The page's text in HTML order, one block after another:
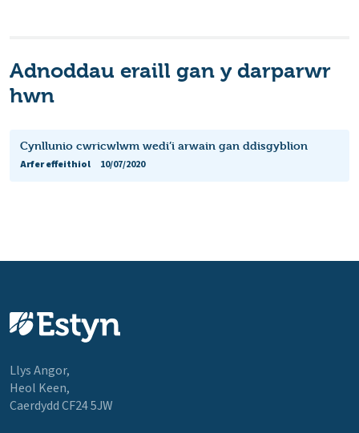
Adnoddau eraill gan y darparwr
hwn
Cynllunio cwricwlwm wedi’i arwain gan ddisgyblion
Arfer effeithiol
10/07/2020
Llys Angor,
Heol Keen,
Caerdydd CF24 5JW